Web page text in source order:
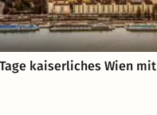
kaiserliches Wien mit